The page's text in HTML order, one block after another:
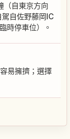
（自東京方向
自佐野藤岡IC
時停車位）。
易擁擠；選擇